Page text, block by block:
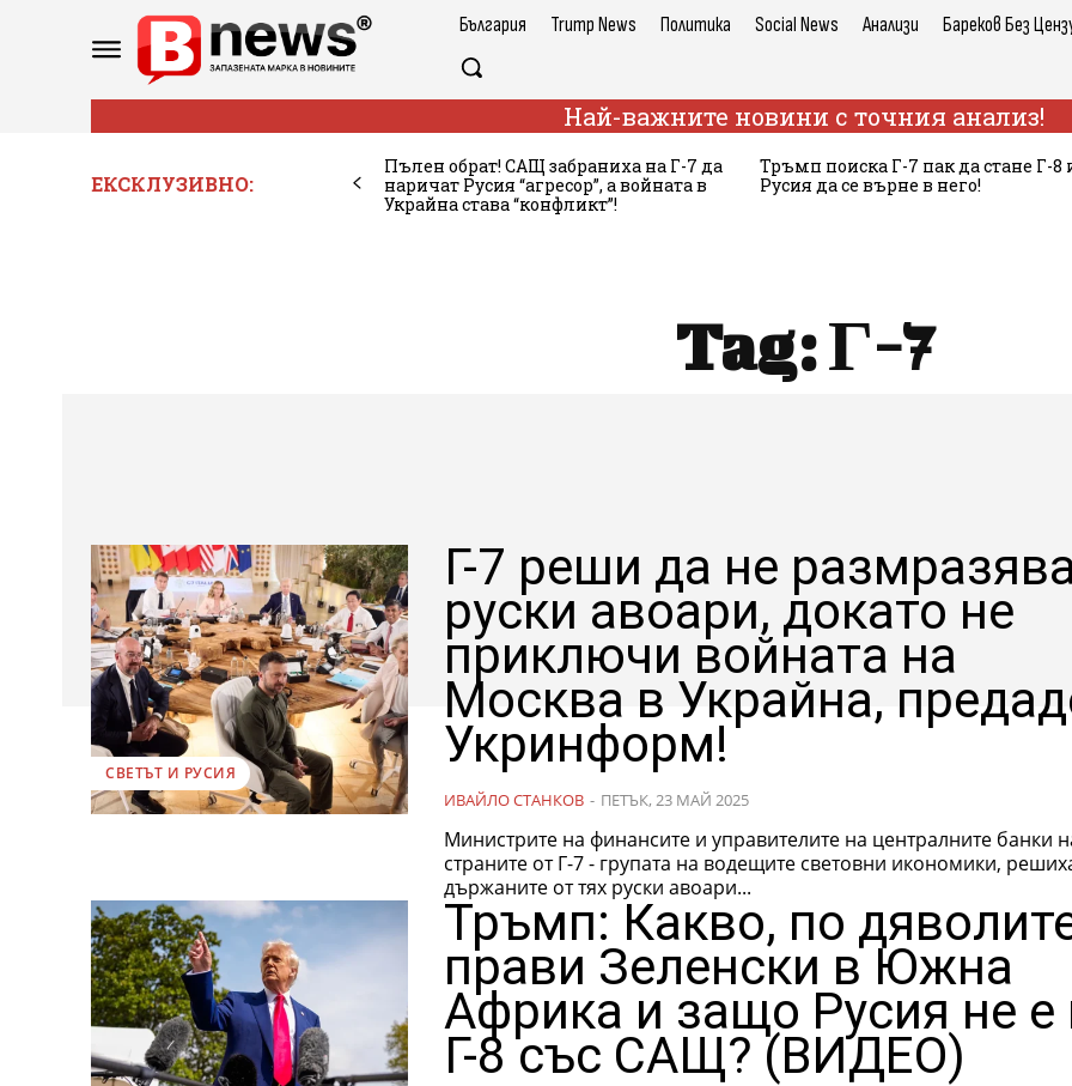
България Trump News Политика Social News Анализи Бареков Без
Най-важните новини с точния анализ!
ЕКСКЛУЗИВНО:
Пълен обрат! САЩ забраниха на Г-7 да
наричат Русия “агресор”, а войната в
Украйна става “конфликт”!
Тръмп поиска Г-7 пак да стане Г-8
Русия да се върне в него!
Tag:Г-7
СВЕТЪТ И РУСИЯ
Г-7 реши да не
руски авоари, докато не
приключи войната на
Москва в Украйна,
Укринформ!
ИВАЙЛО СТАНКОВ - ПЕТЪК, 23 МАЙ 2025
Министрите на финансите и управителите на централните банки
страните от Г-7 - групата на водещите световни икономики,
държаните от тях руски авоари...
Тръмп: Какво, по
прави Зеленски в Южна
Африка и защо Русия не е
Г-8 със САЩ? (ВИДЕО)